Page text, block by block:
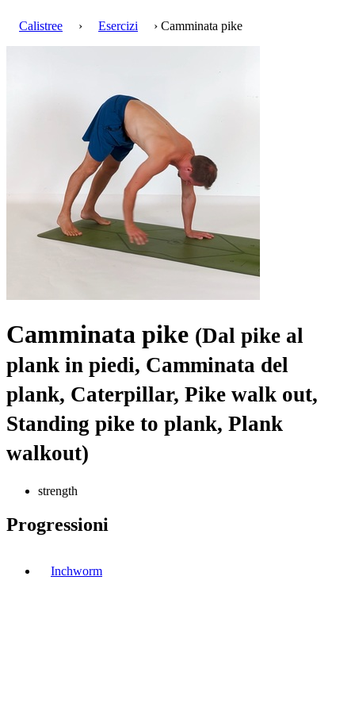
Calistree › Esercizi › Camminata pike
Camminata pike (Dal pike al
plank in piedi, Camminata del
plank, Caterpillar, Pike walk out,
Standing pike to plank, Plank
walkout)
strength
Progressioni
Inchworm